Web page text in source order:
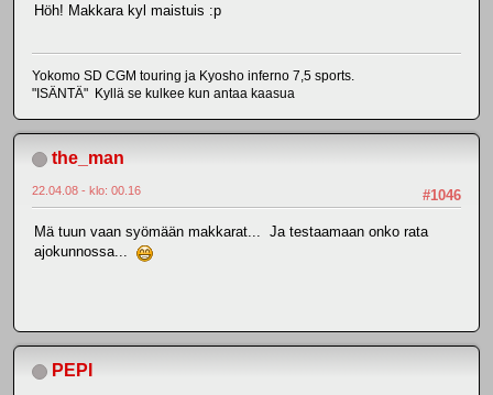
Höh! Makkara kyl maistuis :p
Yokomo SD CGM touring ja Kyosho inferno 7,5 sports.
"ISÄNTÄ" Kyllä se kulkee kun antaa kaasua
the_man
#1046
22.04.08 - klo: 00.16
Mä tuun vaan syömään makkarat... Ja testaamaan onko rata
ajokunnossa...
PEPI